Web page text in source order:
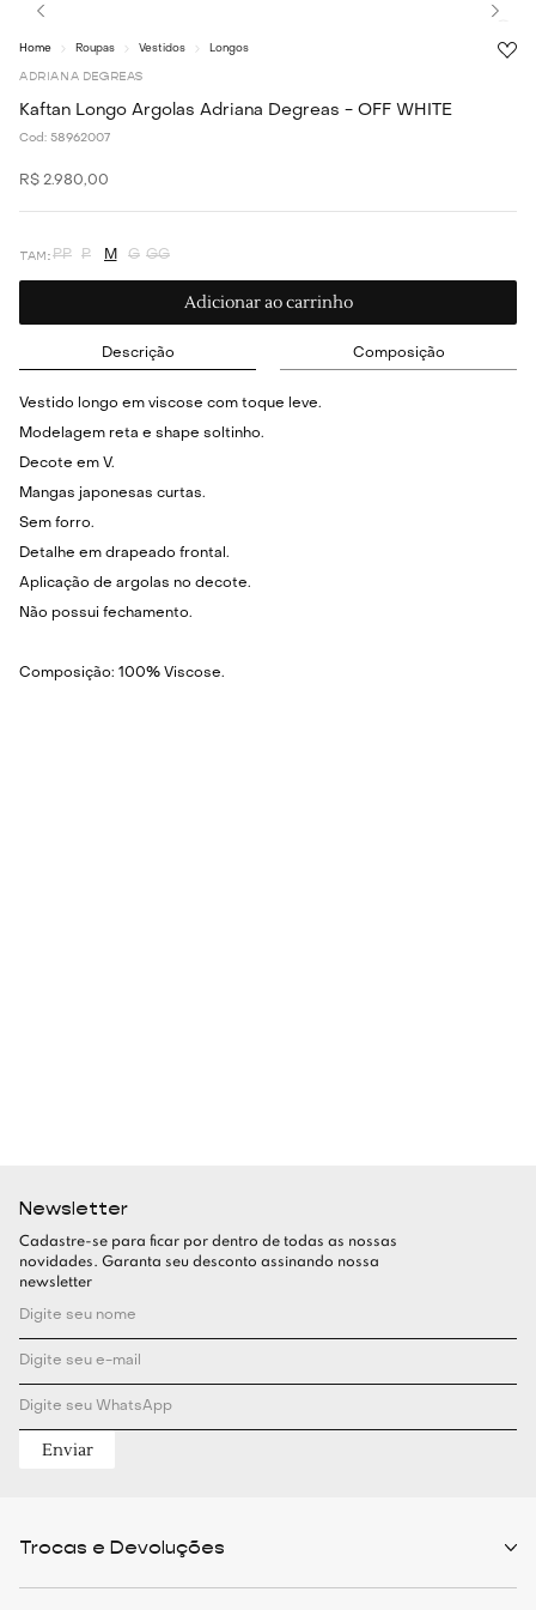
Roupas Vestidos Longos
ADRIANA DEGREAS
Kaftan Longo Argolas Adriana Degreas - OFF WHITE
Cod: 58962007
R$ 2.980,00
PP P M G GG
Adicionar ao carrinho
Descrição Composição
Vestido longo em viscose com toque leve.
Modelagem reta e shape soltinho.
Decote em V.
Mangas japonesas curtas.
Sem forro.
Detalhe em drapeado frontal.
Aplicação de argolas no decote.
Não possui fechamento.
Composição: 100% Viscose.
Newsletter
Cadastre-se para ficar por dentro de todas as nossas
novidades. Garanta seu desconto assinando nossa
newsletter
Enviar
Trocas e Devoluções